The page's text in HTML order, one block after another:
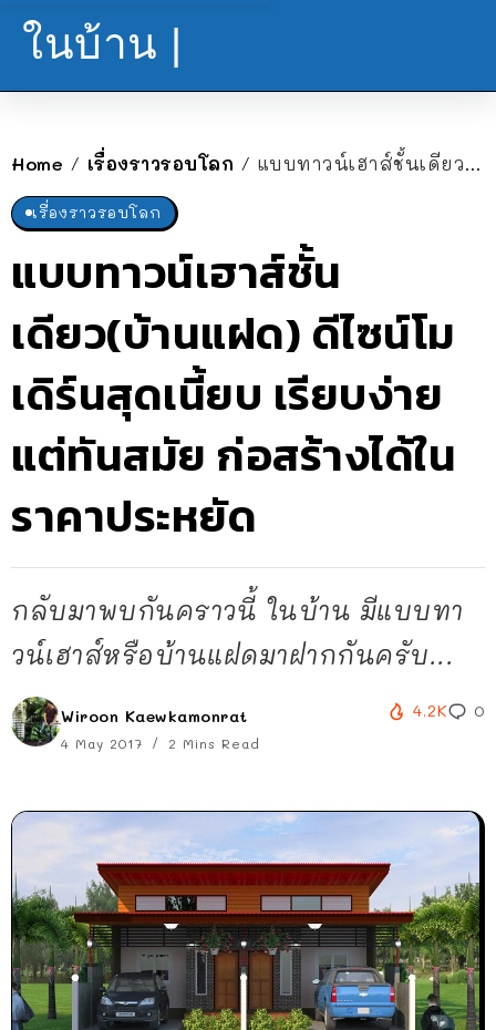
ในบ้าน |
Home / เรื่องราวรอบโลก / แบบทาวน์เฮาส์ชั้นเดียว(บ้านแฝด) ดีไซน์โมเดิร์นสุดเนี้ยบ เรียบง่ายแต่ทันสมัย ก่อสร้างได้ในราคาประหยัด
เรื่องราวรอบโลก
แบบทาวน์เฮาส์ชั้น
เดียว(บ้านแฝด) ดีไซน์โม
เดิร์นสุดเนี้ยบ เรียบง่าย
แต่ทันสมัย ก่อสร้างได้ใน
ราคาประหยัด
กลับมาพบกันคราวนี้ ในบ้าน มีแบบทา
วน์เฮาส์หรือบ้านแฝดมาฝากกันครับ...
Wiroon Kaewkamonrat
4 May 2017 2 Mins Read
4.2K 0